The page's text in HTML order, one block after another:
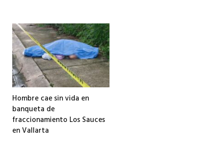
Hombre cae sin vida en
banqueta de
fraccionamiento Los Sauces
en Vallarta